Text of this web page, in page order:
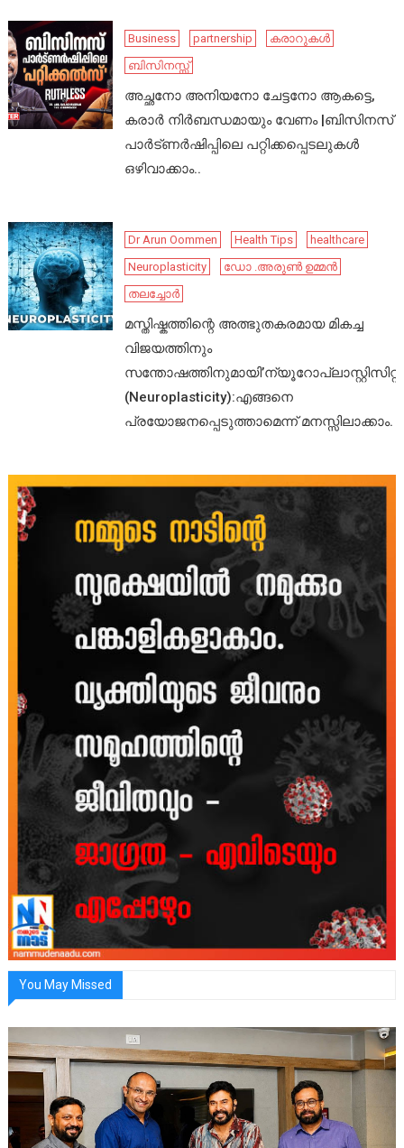
Business partnership
കരാറുകൾ
ബിസിനസ്സ്
അച്ഛനോ അനിയനോ ചേട്ടനോ ആകട്ടെ,
കരാർ നിർബന്ധമായും വേണം |ബിസിനസ്
പാർട്ണർഷിപ്പിലെ പറ്റിക്കപ്പെടലുകൾ
ഒഴിവാക്കാം..
Dr Arun Oommen Health Tips
healthcare
Neuroplasticity
ഡോ .അരുൺ ഉമ്മൻ
തലച്ചോർ
മസ്തിഷ്കത്തിന്റെ അത്ഭുതകരമായ മികച്ച
വിജയത്തിനും
സന്തോഷത്തിനുമായി’ന്യൂറോപ്ലാസ്റ്റിസിറ്റി’
(Neuroplasticity):എങ്ങനെ
പ്രയോജനപ്പെടുത്താമെന്ന് മനസ്സിലാക്കാം.
You May Missed